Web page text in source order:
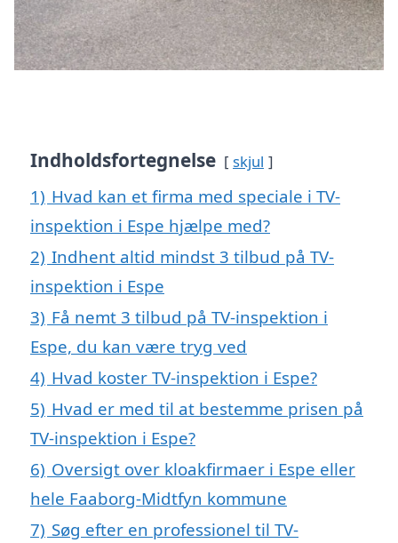
Indholdsfortegnelse skjul
1) Hvad kan et firma med speciale i TV-
inspektion i Espe hjælpe med?
2) Indhent altid mindst 3 tilbud på TV-
inspektion i Espe
3) Få nemt 3 tilbud på TV-inspektion i
Espe, du kan være tryg ved
4) Hvad koster TV-inspektion i Espe?
5) Hvad er med til at bestemme prisen på
TV-inspektion i Espe?
6) Oversigt over kloakfirmaer i Espe eller
hele Faaborg-Midtfyn kommune
7) Søg efter en professionel til TV-